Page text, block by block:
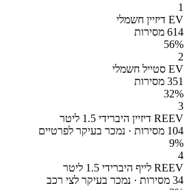
1
EV דיזיין חשמלי
614 מסירות
56%
2
EV סטייל חשמלי
351 מסירות
32%
3
REEV דיזיין היברידי 1.5 ליטר
104 מסירות · נמכר בעיקר לפרטיים
9%
4
REEV לייף היברידי 1.5 ליטר
34 מסירות · נמכר בעיקר לצי רכב